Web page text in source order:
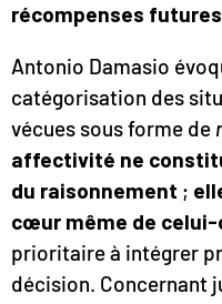
récompenses futures
Antonio Damasio
catégorisation des
vécues sous forme de
affectivité ne
du raisonnement ;
cœur même de celui-
prioritaire à intégrer
décision. Concernant